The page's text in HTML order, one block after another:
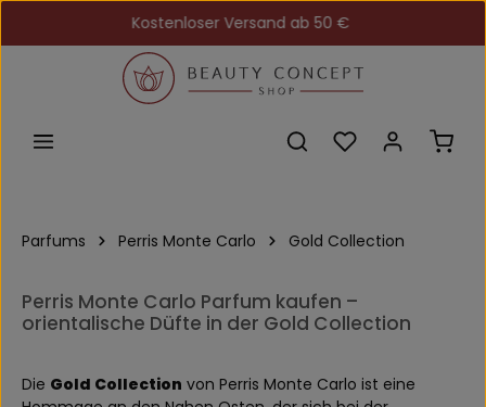
Zum Hauptinhalt springenKostenloser Versand ab 50 €
Du hast 0
Parfums Perris Monte Carlo Gold Collection
Perris Monte Carlo Parfum kaufen –
orientalische Düfte in der Gold Collection
Die Gold Collection von Perris Monte Carlo ist eine